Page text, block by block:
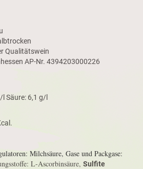
Qualitätswein
AP-Nr. 4394203000226
l Säure: 6,1 g/l
Milchsäure, Gase und Packgase:
L-Ascorbinsäure, Sulfite